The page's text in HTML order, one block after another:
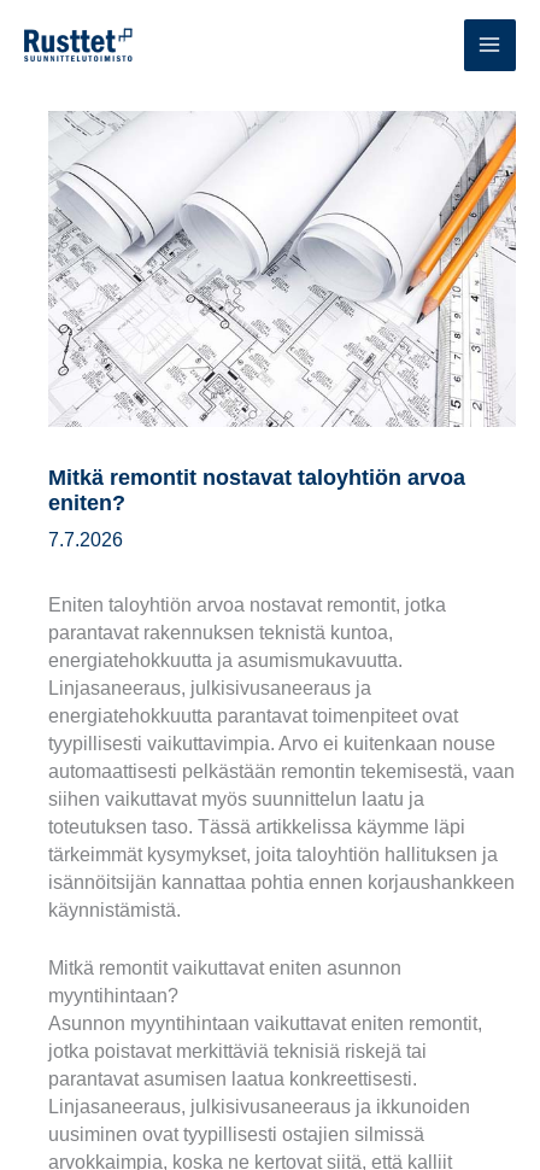
sisältöön
Mitkä remontit nostavat taloyhtiön arvoa
eniten?
7.7.2026
Eniten taloyhtiön arvoa nostavat remontit, jotka
parantavat rakennuksen teknistä kuntoa,
energiatehokkuutta ja asumismukavuutta.
Linjasaneeraus, julkisivusaneeraus ja
energiatehokkuutta parantavat toimenpiteet ovat
tyypillisesti vaikuttavimpia. Arvo ei kuitenkaan nouse
automaattisesti pelkästään remontin tekemisestä, vaan
siihen vaikuttavat myös suunnittelun laatu ja
toteutuksen taso. Tässä artikkelissa käymme läpi
tärkeimmät kysymykset, joita taloyhtiön hallituksen ja
isännöitsijän kannattaa pohtia ennen korjaushankkeen
käynnistämistä.
Mitkä remontit vaikuttavat eniten asunnon
myyntihintaan?
Asunnon myyntihintaan vaikuttavat eniten remontit,
jotka poistavat merkittäviä teknisiä riskejä tai
parantavat asumisen laatua konkreettisesti.
Linjasaneeraus, julkisivusaneeraus ja ikkunoiden
uusiminen ovat tyypillisesti ostajien silmissä
arvokkaimpia, koska ne kertovat siitä, että kalliit